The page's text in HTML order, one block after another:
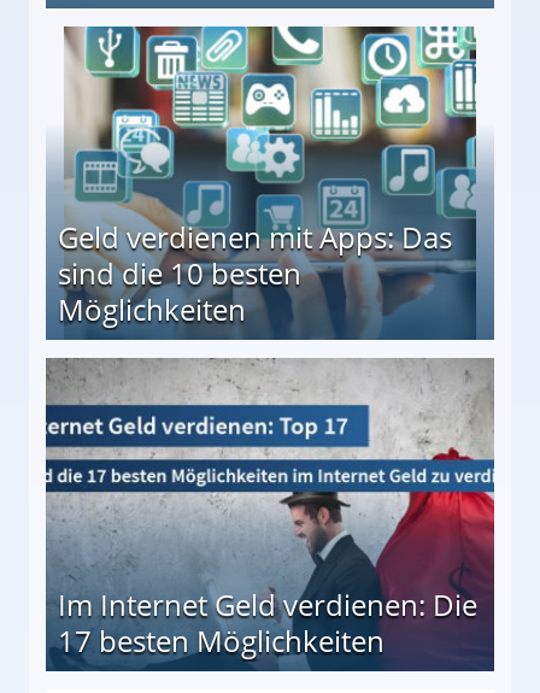
↻ Täglich neue Produkttests
Geld verdienen mit Apps: Das
sind die 10 besten
Möglichkeiten
besten Möglichkeiten
Im Internet Geld verdienen: Die
17 besten Möglichkeiten